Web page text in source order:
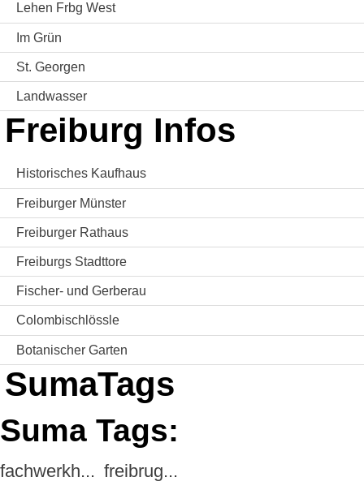
Lehen Frbg West
Im Grün
St. Georgen
Landwasser
Freiburg Infos
Historisches Kaufhaus
Freiburger Münster
Freiburger Rathaus
Freiburgs Stadttore
Fischer- und Gerberau
Colombischlössle
Botanischer Garten
SumaTags
Suma Tags:
fachwerkh... freibrug...